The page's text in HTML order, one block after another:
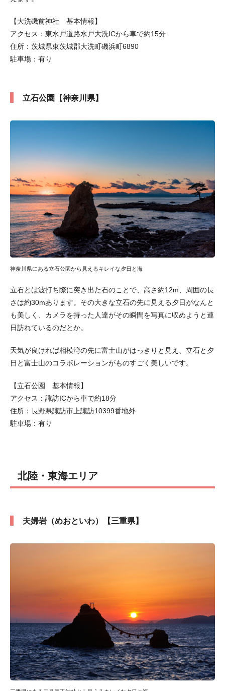
【大洗磯前神社 基本情報】
アクセス：東水戸道路水戸大洗ICから車で約15分
住所：茨城県東茨城郡大洗町磯浜町6890
駐車場：有り
立石公園【神奈川県】
神奈川県にある立石公園から見えるキレイな夕日と海
立石とは波打ち際に突き出た石のことで、高さ約12m、周囲の長
さは約30mあります。その大きな立石の先に見える夕日がなんと
も美しく、カメラを持った人達がその瞬間を写真に収めようと連
日訪れているのだとか。
天気が良ければ相模湾の先に富士山がはっきりと見え、立石と夕
日と富士山のコラボレーションがものすごく美しいです。
【立石公園 基本情報】
アクセス：諏訪ICから車で約18分
住所：長野県諏訪市上諏訪10399番地外
駐車場：有り
北陸・東海エリア
夫婦岩（めおといわ）【三重県】